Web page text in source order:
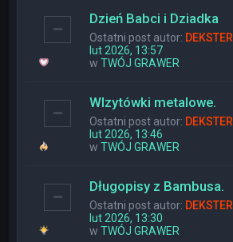
Dzień Babci i Dziadka
Ostatni post autor: DEKSTER
lut 2026, 13:57
wTWÓJ GRAWER
WIzytówki metalowe.
Ostatni post autor: DEKSTER
lut 2026, 13:46
wTWÓJ GRAWER
Długopisy z Bambusa.
Ostatni post autor: DEKSTER
lut 2026, 13:30
wTWÓJ GRAWER